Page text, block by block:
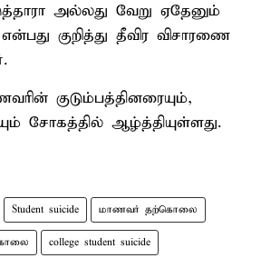
அல்லது வேறு ஏதேனும்
குறித்து தீவிர விசாரணை
குடும்பத்தினரையும்,
சோகத்தில் ஆழ்த்தியுள்ளது.
Student suicide மாணவர் தற்கொலை
college student suicide